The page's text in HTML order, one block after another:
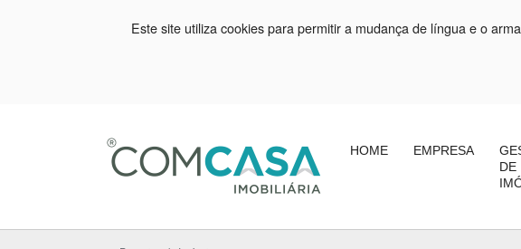
Este site utiliza cookies para permitir a mudança de língua e o
HOME EMPRESA
DE